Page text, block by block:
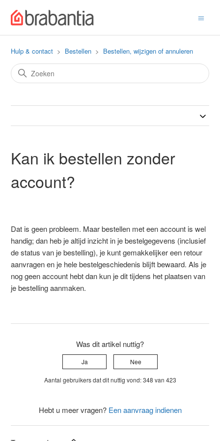
Hulp & contact Bestellen Bestellen, wijzigen of annuleren
Kan ik bestellen zonder
account?
Dat is geen probleem. Maar bestellen met een account is wel
handig; dan heb je altijd inzicht in je bestelgegevens (inclusief
de status van je bestelling), je kunt gemakkelijker een retour
aanvragen en je hele bestelgeschiedenis blijft bewaard. Als je
nog geen account hebt dan kun je dit tijdens het plaatsen van
je bestelling aanmaken.
Was dit artikel nuttig?
Ja Nee
Aantal gebruikers dat dit nuttig vond: 348 van 423
Hebt u meer vragen? Een aanvraag indienen